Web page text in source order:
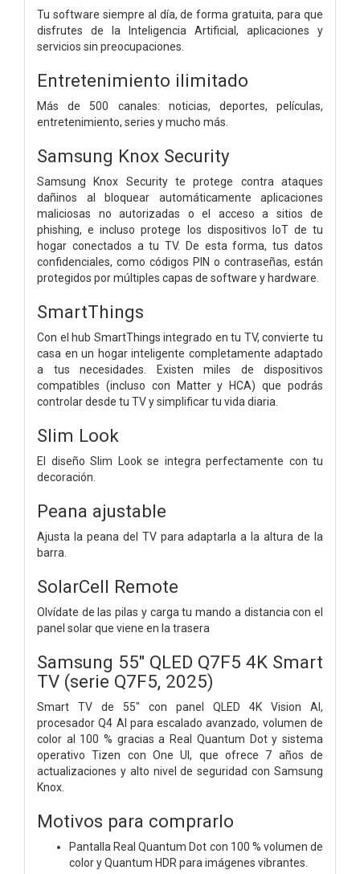
Tu software siempre al día, de forma gratuita, para que
disfrutes de la Inteligencia Artificial, aplicaciones y
servicios sin preocupaciones.
Entretenimiento ilimitado
Más de 500 canales: noticias, deportes, películas,
entretenimiento, series y mucho más.
Samsung Knox Security
Samsung Knox Security te protege contra ataques
dañinos al bloquear automáticamente aplicaciones
maliciosas no autorizadas o el acceso a sitios de
phishing, e incluso protege los dispositivos IoT de tu
hogar conectados a tu TV. De esta forma, tus datos
confidenciales, como códigos PIN o contraseñas, están
protegidos por múltiples capas de software y hardware.
SmartThings
Con el hub SmartThings integrado en tu TV, convierte tu
casa en un hogar inteligente completamente adaptado
a tus necesidades. Existen miles de dispositivos
compatibles (incluso con Matter y HCA) que podrás
controlar desde tu TV y simplificar tu vida diaria.
Slim Look
El diseño Slim Look se integra perfectamente con tu
decoración.
Peana ajustable
Ajusta la peana del TV para adaptarla a la altura de la
barra.
SolarCell Remote
Olvídate de las pilas y carga tu mando a distancia con el
panel solar que viene en la trasera
Samsung 55" QLED Q7F5 4K Smart
TV (serie Q7F5, 2025)
Smart TV de 55" con panel QLED 4K Vision AI,
procesador Q4 AI para escalado avanzado, volumen de
color al 100 % gracias a Real Quantum Dot y sistema
operativo Tizen con One UI, que ofrece 7 años de
actualizaciones y alto nivel de seguridad con Samsung
Knox.
Motivos para comprarlo
Pantalla Real Quantum Dot con 100 % volumen de
color y Quantum HDR para imágenes vibrantes.